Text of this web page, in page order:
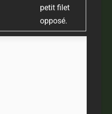
petit filet
opposé.